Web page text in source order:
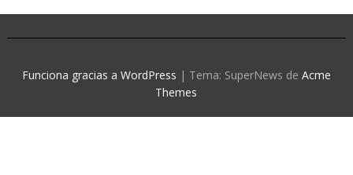
Funciona gracias a WordPress | Tema: SuperNews de Acme
Themes